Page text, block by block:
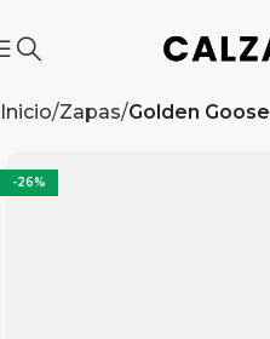
Inicio Zapas Golden Goose
-26%